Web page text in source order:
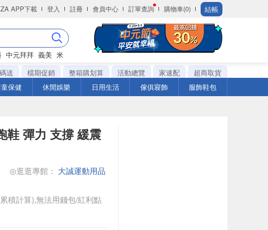
APP下載 登入 註冊 會員中心 訂單查詢 購物車(0) 結帳
中元拜拜 義美 米
送 檔期促銷 整箱購划算 活動總覽 家速配
超商取貨
保健 休閒娛樂 日用生活 傢俱寢飾 服飾鞋包
彈力 支撐 緩震
◎逛逛專館： 大誠運動用品
積計算),無法用錢包/紅利點